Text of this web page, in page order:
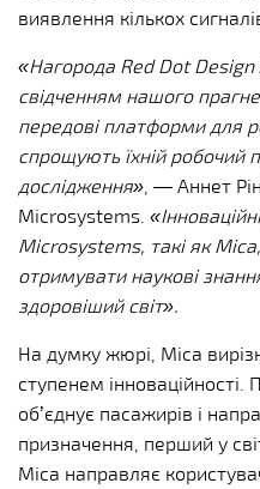
виявлення кількох
«Нагорода Red Dot
свідченням нашого
передові платформи для
спрощують їхній робочий
дослідження» , — Аннет
Microsystems.
Microsystems, такі як
отримувати наукові
здоровіший світ».
На думку жюрі, Mica
ступенем інноваційності.
об’єднує пасажирів і
призначення, перший у
Mica направляє